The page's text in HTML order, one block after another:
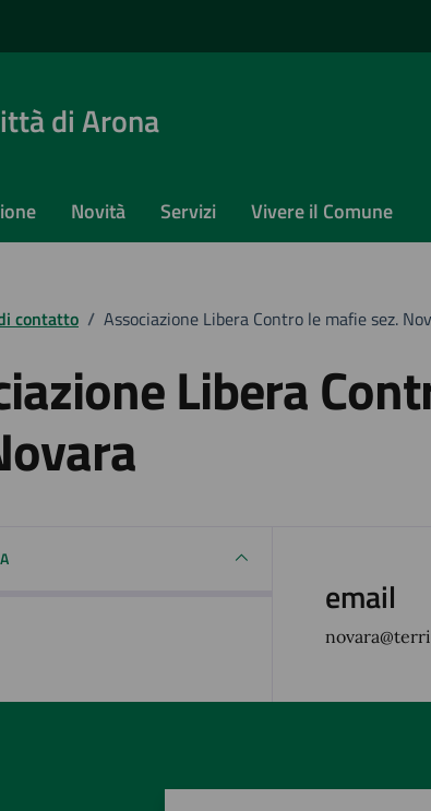
di Arona
Novità Servizi Vivere il Comune
contatto / Associazione Libera Contro le mafie sez.
Libera
email